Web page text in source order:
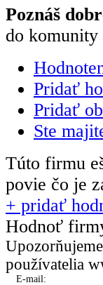
Poznáš
do
Pridať
Pridať
Ste
Túto firmu
povie čo je
+ pridať
Hodnoť
používatelia
E-mail: